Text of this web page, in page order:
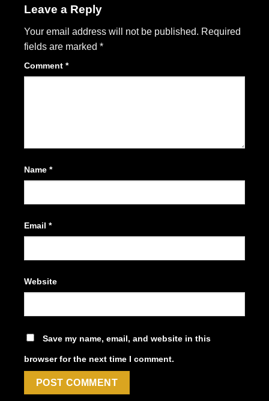
Leave a Reply
Your email address will not be published. Required
fields are marked *
Comment *
Name *
Email *
Website
Save my name, email, and website in this
browser for the next time I comment.